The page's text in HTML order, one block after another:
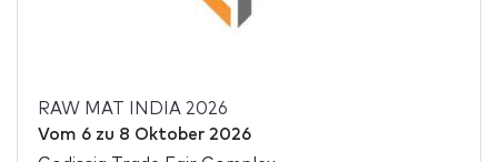
RAW MAT INDIA 2026
Vom 6zu 8 Oktober 2026